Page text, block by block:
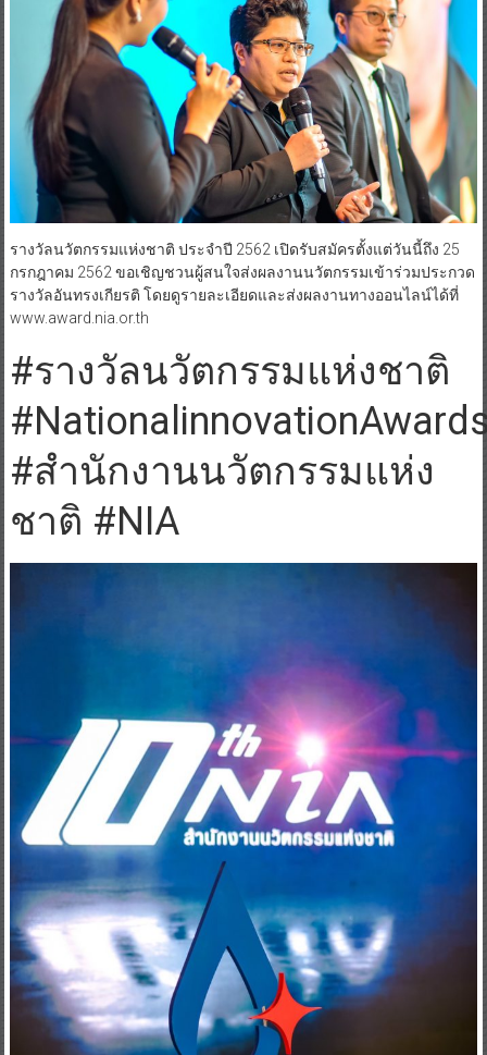
รางวัลนวัตกรรมแห่งชาติ ประจำปี 2562 เปิดรับสมัครตั้งแต่วันนี้ถึง 25
กรกฎาคม 2562 ขอเชิญชวนผู้สนใจส่งผลงานนวัตกรรมเข้าร่วมประกวด
รางวัลอันทรงเกียรติ โดยดูรายละเอียดและส่งผลงานทางออนไลน์ได้ที่
www.award.nia.or.th
#รางวัลนวัตกรรมแห่งชาติ
#สำนักงานนวัตกรรมแห่ง
ชาติ #NIA